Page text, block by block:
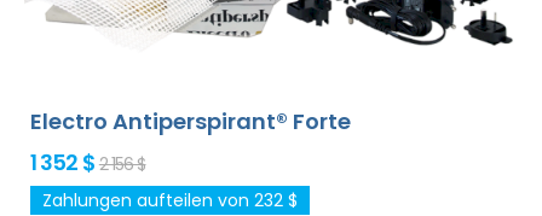
Rückens, des Gesäßes, der Brust und anderer Körperteile
erfolgreich und langanhaltend behandelt werden.
Geld-
sowie kostenloser Expressversand weltweit!
Electro Antiperspirant® Forte
1 352 $ 2 156 $
Zahlungen aufteilen von 232 $